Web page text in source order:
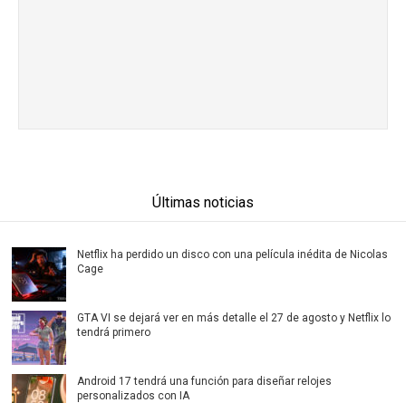
Últimas noticias
Netflix ha perdido un disco con una película inédita de Nicolas
Cage
GTA VI se dejará ver en más detalle el 27 de agosto y Netflix lo
tendrá primero
Android 17 tendrá una función para diseñar relojes
personalizados con IA